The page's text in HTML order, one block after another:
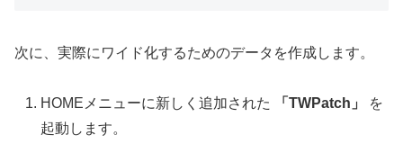
次に、実際にワイド化するためのデータを作成します。
HOMEメニューに新しく追加された 「TWPatch」
を
起動します。